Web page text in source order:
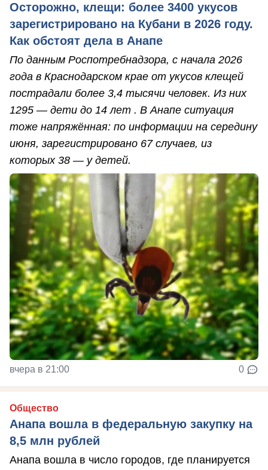
Осторожно, клещи: более 3400 укусов
зарегистрировано на Кубани в 2026 году.
Как обстоят дела в Анапе
По данным Роспотребнадзора, с начала 2026
года в Краснодарском крае от укусов клещей
пострадали более 3,4 тысячи человек. Из них
1295 — дети до 14 лет . В Анапе ситуация
тоже напряжённая: по информации на середину
июня, зарегистрировано 67 случаев, из
которых 38 — у детей.
вчера в 21:00 0
Общество
Анапа вошла в федеральную закупку на
8,5 млн рублей
Анапа вошла в число городов, где планируется